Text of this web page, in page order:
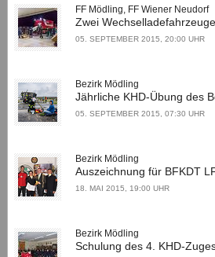
FF Mödling, FF Wiener Neudorf
Zwei
05. SEPTEMBER 2015, 20:00 UHR
Bezirk Mödling
Jährliche KHD-Übung des
05. SEPTEMBER 2015, 07:30 UHR
Bezirk Mödling
Auszeichnung für BFKDT
18. MAI 2015, 19:00 UHR
Bezirk Mödling
Schulung des 4. KHD-